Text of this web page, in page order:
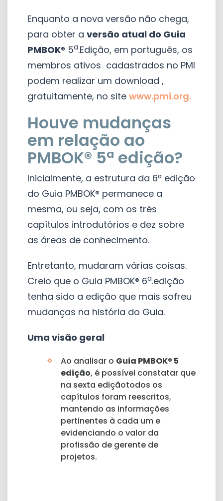
Enquanto a nova versão não chega,
para obter a versão atual do Guia
PMBOK® 5a.Edição, em português, os
membros ativos cadastrados no PMI
podem realizar um download ,
gratuitamente, no site www.pmi.org.
Houve mudanças
em relação ao
PMBOK® 5ª edição?
Inicialmente, a estrutura da 6ª edição
do Guia PMBOK® permanece a
mesma, ou seja, com os três
capítulos introdutórios e dez sobre
as áreas de conhecimento.
Entretanto, mudaram várias coisas.
Creio que o Guia PMBOK® 6a.edição
tenha sido a edição que mais sofreu
mudanças na história do Guia.
Uma visão geral
Ao analisar o Guia PMBOK® 5
edição, é possível constatar que
na sexta ediçãotodos os
capítulos foram reescritos,
mantendo as informações
pertinentes à cada um e
evidenciando o valor da
profissão de gerente de
projetos.